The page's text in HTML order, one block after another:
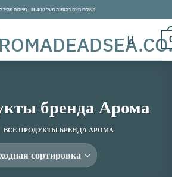
משלוח חינם בהזמנה מעל 400 ₪ | משלוח מהיר לכל הארץ
бренда Арома
ВСЕ ПРОДУКТЫ БРЕНДА АРОМА